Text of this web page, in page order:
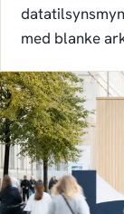
med blanke